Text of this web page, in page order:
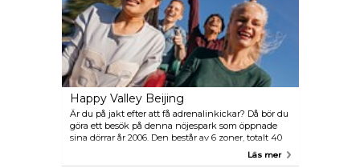
Happy Valley Beijing
Är du på jakt efter att få adrenalinkickar? Då bör du
göra ett besök på denna nöjespark som öppnade
sina dörrar år 2006. Den består av 6 zoner, totalt 40
shoppingcentrum. Är en mycket populär nöjespark
Läs mer